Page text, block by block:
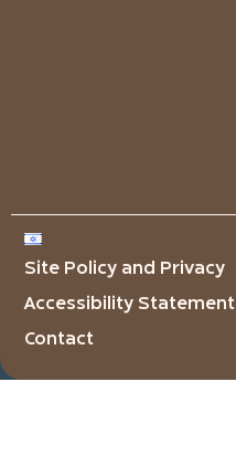
Site Policy and Privacy
Accessibility Statement
Contact